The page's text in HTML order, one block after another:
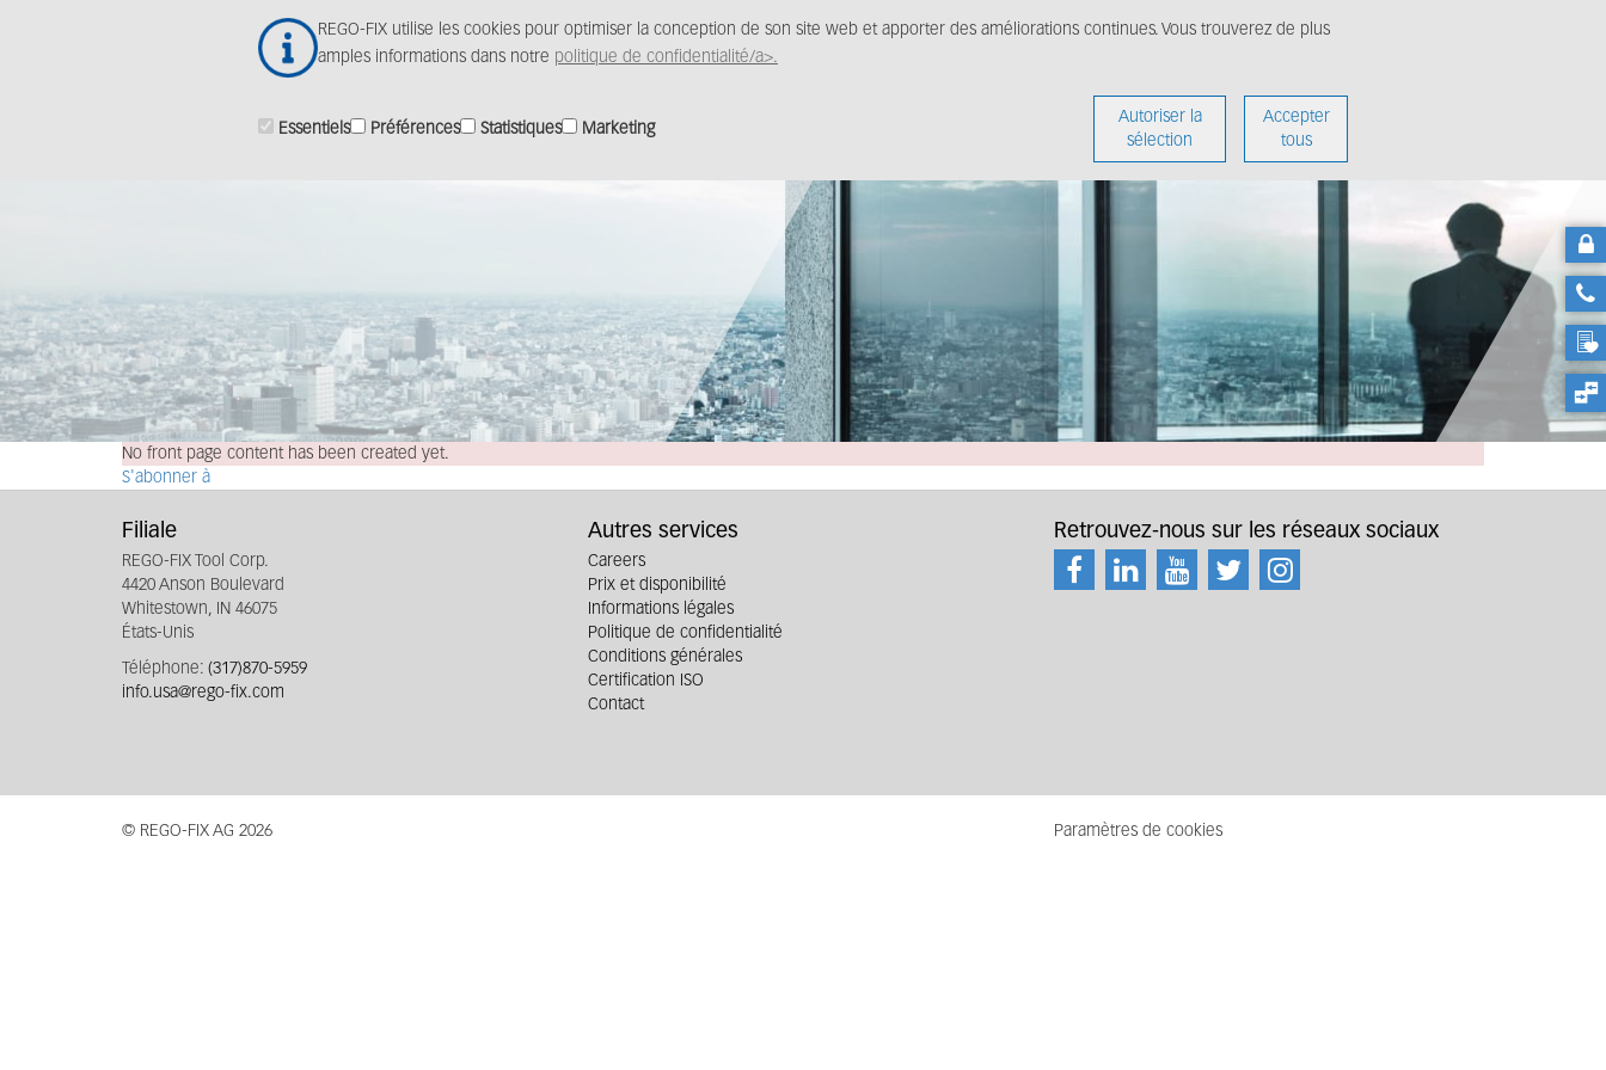
REGO-FIX utilise les cookies pour optimiser la conception de son site web et apporter des améliorations continues. Vous trouverez de plus
amples informations dans notre politique de confidentialité/a>.
Essentiels Préférences Statistiques Marketing
Autoriser la
sélection
Accepter
tous
Solutions Distribution
No front page content has been created yet.
S'abonner à
Filiale
REGO-FIX Tool Corp.
4420 Anson Boulevard
Whitestown, IN 46075
États-Unis
Téléphone: (317)870-5959
info.usa@rego-fix.com
Autres services
Careers
Prix et disponibilité
Informations légales
Politique de confidentialité
Conditions générales
Certification ISO
Contact
Retrouvez-nous sur les réseaux sociaux
© REGO-FIX AG 2026 Paramètres de cookies